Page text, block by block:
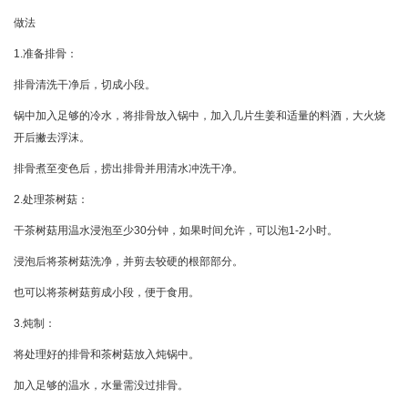
做法
1.准备排骨：
排骨清洗干净后，切成小段。
锅中加入足够的冷水，将排骨放入锅中，加入几片生姜和适量的料酒，大火烧
开后撇去浮沫。
排骨煮至变色后，捞出排骨并用清水冲洗干净。
2.处理茶树菇：
干茶树菇用温水浸泡至少30分钟，如果时间允许，可以泡1-2小时。
浸泡后将茶树菇洗净，并剪去较硬的根部部分。
也可以将茶树菇剪成小段，便于食用。
3.炖制：
将处理好的排骨和茶树菇放入炖锅中。
加入足够的温水，水量需没过排骨。